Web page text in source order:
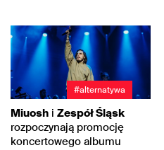
#alternatywa
Miuosh i Zespół Śląsk
rozpoczynają promocję
koncertowego albumu